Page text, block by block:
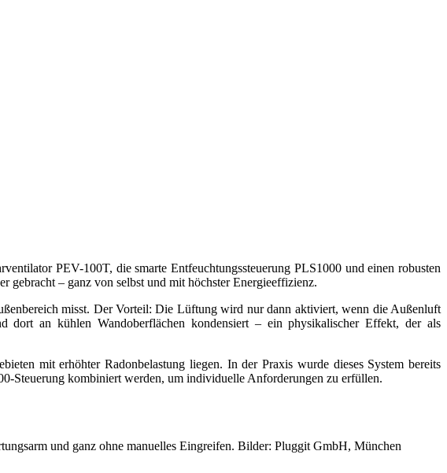
PEV-100T, die smarte Entfeuchtungssteuerung PLS1000 und einen robusten
gebracht – ganz von selbst und mit höchster Energieeffizienz.
misst. Der Vorteil: Die Lüftung wird nur dann aktiviert, wenn die Außenluft
an kühlen Wandoberflächen kondensiert – ein physikalischer Effekt, der als
mit erhöhter Radonbelastung liegen. In der Praxis wurde dieses System bereits
Steuerung kombiniert werden, um individuelle Anforderungen zu erfüllen.
und ganz ohne manuelles Eingreifen. Bilder: Pluggit GmbH, München